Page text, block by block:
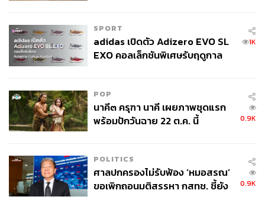
SPORT
adidas เปิดตัว Adizero EVO SL
EXO คอลเล็กชันพิเศษรับฤดูกาล
1K
POP
นาคี๓ ครุฑา นาคี เผยภาพชุดแรก
พร้อมปักวันฉาย 22 ต.ค. นี้
0.9K
POLITICS
ศาลปกครองไม่รับฟ้อง ‘หมอสรณ’
ขอเพิกถอนมติสรรหา กสทช. ชี้ยัง
0.9K